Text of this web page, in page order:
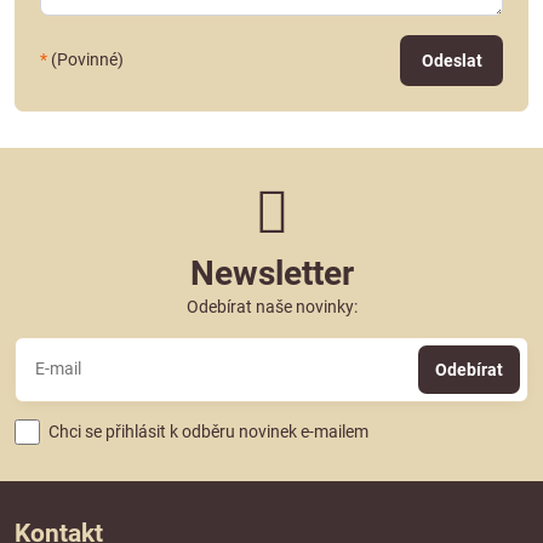
* (Povinné) Odeslat
Newsletter
Odebírat naše novinky:
Odebírat
Chci se přihlásit k odběru novinek e-mailem
Kontakt